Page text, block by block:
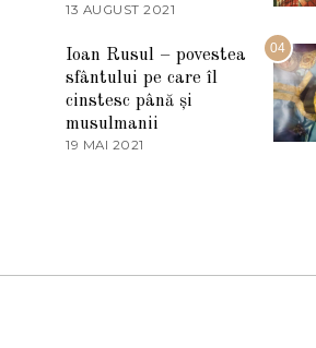
2
2
2
13 AUGUST 2021
U
G
U
S
04
Ioan Rusul – povestea
sfântului pe care îl
cinstesc până și
musulmanii
19 MAI 2021